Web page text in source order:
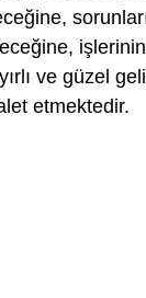
ve güzel
etmektedir.